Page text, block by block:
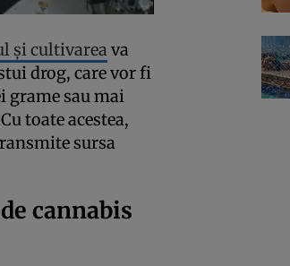
și cultivarea va
drog, care vor fi
grame sau mai
toate acestea,
sursa
cannabis